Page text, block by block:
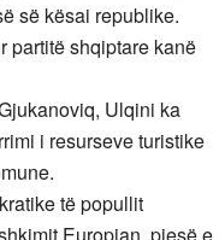
së kësai republike.
partitë shqiptare kanë
Ulqini ka
i resurseve turistike
të popullit